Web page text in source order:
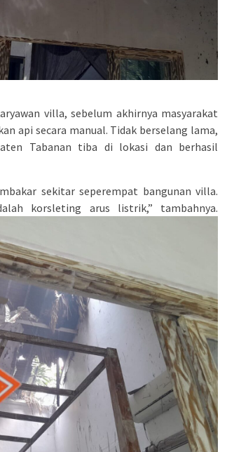
villa, sebelum akhirnya masyarakat
api secara manual. Tidak berselang lama,
Tabanan tiba di lokasi dan berhasil
sekitar seperempat bangunan villa.
korsleting arus listrik,” tambahnya.